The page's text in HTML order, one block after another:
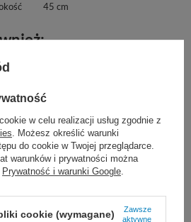
45 cm
Foliodrape. Serweta 2.
warstwowa z regulowanym
w celu realizacji usług zgodnie z
. Możesz określić warunki
do cookie w Twojej przeglądarce.
warunków i prywatności można
Prywatność i warunki Google.
cookie (wymagane)
Zawsze
aktywne